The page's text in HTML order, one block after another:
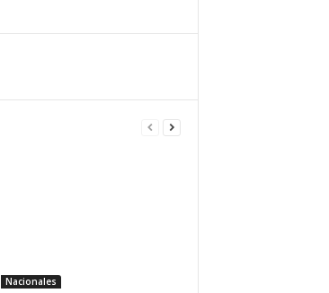
Nacionales